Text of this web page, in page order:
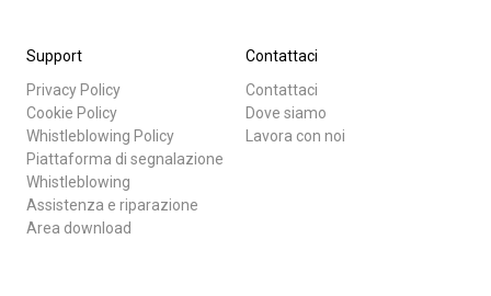
Support
Privacy Policy
Cookie Policy
Whistleblowing Policy
Piattaforma di segnalazione
Whistleblowing
Assistenza e riparazione
Area download
Contattaci
Contattaci
Dove siamo
Lavora con noi